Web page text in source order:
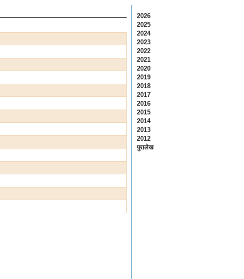
2026
2025
2024
2023
2022
2021
2020
2019
2018
2017
2016
2015
2014
2013
2012
पुरालेख